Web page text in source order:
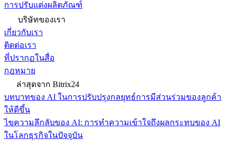
การปรับแต่งผลิตภัณฑ์
บริษัทของเรา
เกี่ยวกับเรา
ติดต่อเรา
ที่ปรากฏในสื่อ
กฎหมาย
ล่าสุดจาก Bitrix24
บทบาทของ AI ในการปรับปรุงกลยุทธ์การมีส่วนร่วมของลูกค้า
ให้ดีขึ้น
ไขความลึกลับของ AI: การทำความเข้าใจถึงผลกระทบของ AI
ในโลกธุรกิจในปัจจุบัน